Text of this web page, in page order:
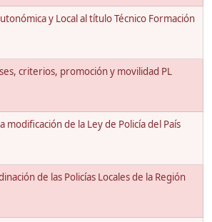
y Local al título Técnico Formación
criterios, promoción y movilidad PL
modificación de la Ley de Policía del País
de las Policías Locales de la Región